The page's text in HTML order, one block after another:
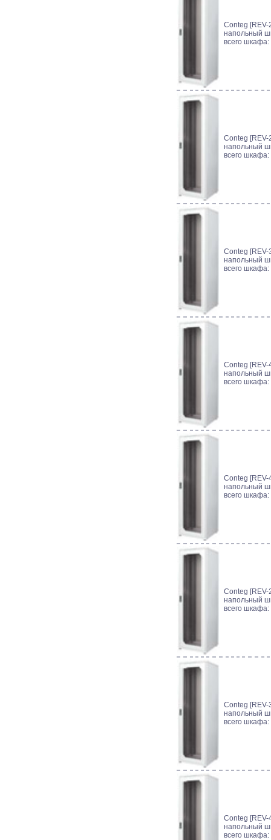
Conteg
напольный
всего
Conteg
напольный
всего
Conteg
напольный
всего
Conteg
напольный
всего
Conteg
напольный
всего
Conteg
напольный
всего
Conteg
напольный
всего
Conteg
напольный
всего